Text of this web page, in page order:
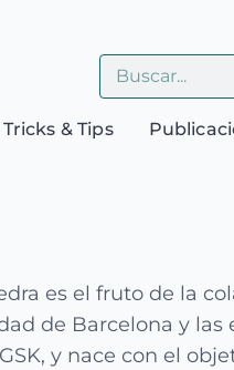
Tricks & Tips
es el fruto de la
de Barcelona y las
y nace con el